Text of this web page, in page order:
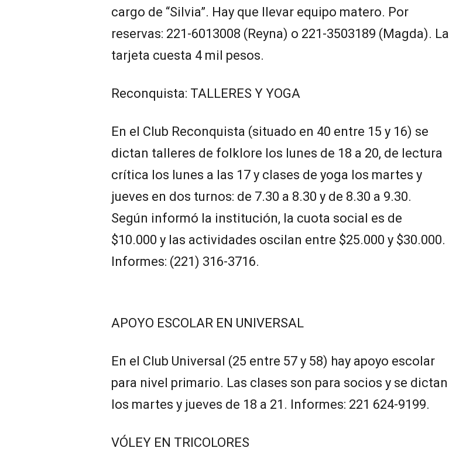
cargo de “Silvia”. Hay que llevar equipo matero. Por
reservas: 221-6013008 (Reyna) o 221-3503189 (Magda). La
tarjeta cuesta 4 mil pesos.
Reconquista: TALLERES Y YOGA
En el Club Reconquista (situado en 40 entre 15 y 16) se
dictan talleres de folklore los lunes de 18 a 20, de lectura
crítica los lunes a las 17 y clases de yoga los martes y
jueves en dos turnos: de 7.30 a 8.30 y de 8.30 a 9.30.
Según informó la institución, la cuota social es de
$10.000 y las actividades oscilan entre $25.000 y $30.000.
Informes: (221) 316-3716.
APOYO ESCOLAR EN UNIVERSAL
En el Club Universal (25 entre 57 y 58) hay apoyo escolar
para nivel primario. Las clases son para socios y se dictan
los martes y jueves de 18 a 21. Informes: 221 624-9199.
VÓLEY EN TRICOLORES